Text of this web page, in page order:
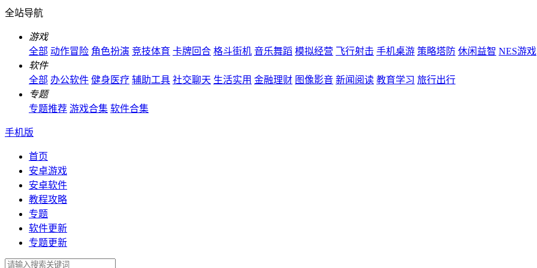
全站导航
游戏
全部 动作冒险 角色扮演 竞技体育 卡牌回合 格斗街机 音乐舞蹈 模拟经营 飞行射击 手机桌游 策略塔防 休闲益智 NES游戏
软件
全部 办公软件 健身医疗 辅助工具 社交聊天 生活实用 金融理财 图像影音 新闻阅读 教育学习 旅行出行
专题
专题推荐 游戏合集 软件合集
手机版
首页
安卓游戏
安卓软件
教程攻略
专题
软件更新
专题更新